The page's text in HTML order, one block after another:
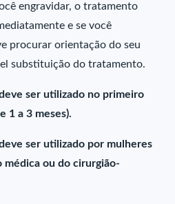
engravidar, o tratamento
e se você
procurar orientação do seu
substituição do tratamento.
ser utilizado no primeiro
1 a 3 meses).
ser utilizado por mulheres
médica ou do cirurgião-